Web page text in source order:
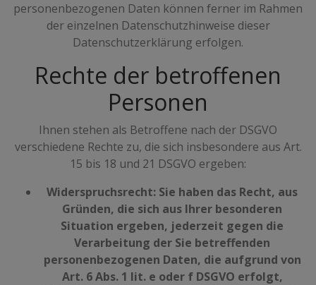
personenbezogenen Daten können ferner im Rahmen
der einzelnen Datenschutzhinweise dieser
Datenschutzerklärung erfolgen.
Rechte der betroffenen
Personen
Ihnen stehen als Betroffene nach der DSGVO
verschiedene Rechte zu, die sich insbesondere aus Art.
15 bis 18 und 21 DSGVO ergeben:
Widerspruchsrecht: Sie haben das Recht, aus
Gründen, die sich aus Ihrer besonderen
Situation ergeben, jederzeit gegen die
Verarbeitung der Sie betreffenden
personenbezogenen Daten, die aufgrund von
Art. 6 Abs. 1 lit. e oder f DSGVO erfolgt,